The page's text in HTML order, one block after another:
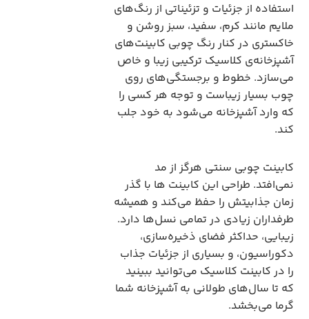
استفاده از جزئیات و تزئیناتی از رنگ‌های
ملایم مانند کرم، سفید، سبز روشن و
خاکستری در کنار رنگ چوبی کابینت‌های
آشپزخانه‌ی کلاسیک ترکیبی زیبا و خاص
می‌سازد. خطوط و برجستگی‌های روی
چوب بسیار زیباست و توجه هر کسی را
که وارد آشپزخانه می‌شود به خود جلب
کند.
کابینت چوبی سنتی هرگز از مد
نمی‌افتد. طراحی این کابینت ها با گذر
زمان جذابیتش را حفظ می‌کند و همیشه
طرفداران زیادی در تمامی نسل‌ها دارد.
زیبایی، حداکثر فضای ذخیره‌سازی،
دکوراسیون، و بسیاری از جزئیات جذاب
را در کابینت کلاسیک می‌توانید ببینید
که تا سال‌های طولانی به آشپزخانه شما
گرما می‌بخشد.